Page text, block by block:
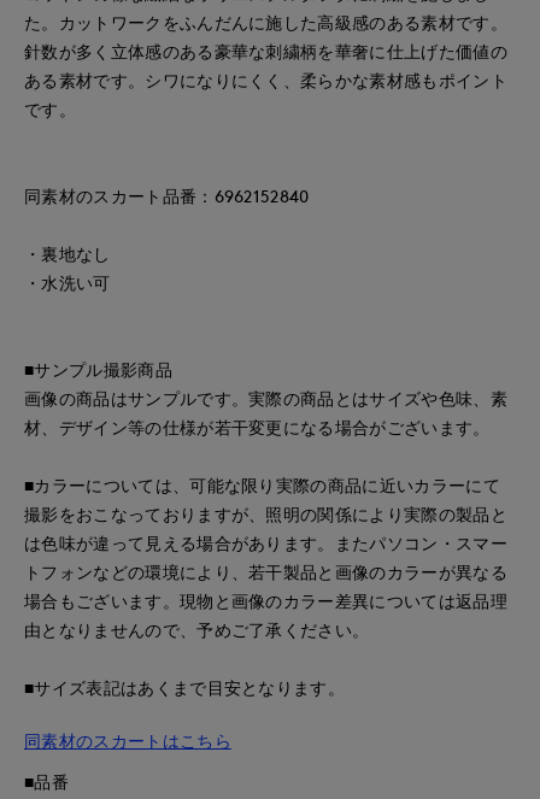
た。カットワークをふんだんに施した高級感のある素材です。
針数が多く立体感のある豪華な刺繍柄を華奢に仕上げた価値の
ある素材です。シワになりにくく、柔らかな素材感もポイント
です。
同素材のスカート品番：6962152840
・裏地なし
・水洗い可
■サンプル撮影商品
画像の商品はサンプルです。実際の商品とはサイズや色味、素
材、デザイン等の仕様が若干変更になる場合がございます。
■カラーについては、可能な限り実際の商品に近いカラーにて
撮影をおこなっておりますが、照明の関係により実際の製品と
は色味が違って見える場合があります。またパソコン・スマー
トフォンなどの環境により、若干製品と画像のカラーが異なる
場合もございます。現物と画像のカラー差異については返品理
由となりませんので、予めご了承ください。
■サイズ表記はあくまで目安となります。
同素材のスカートはこちら
■品番